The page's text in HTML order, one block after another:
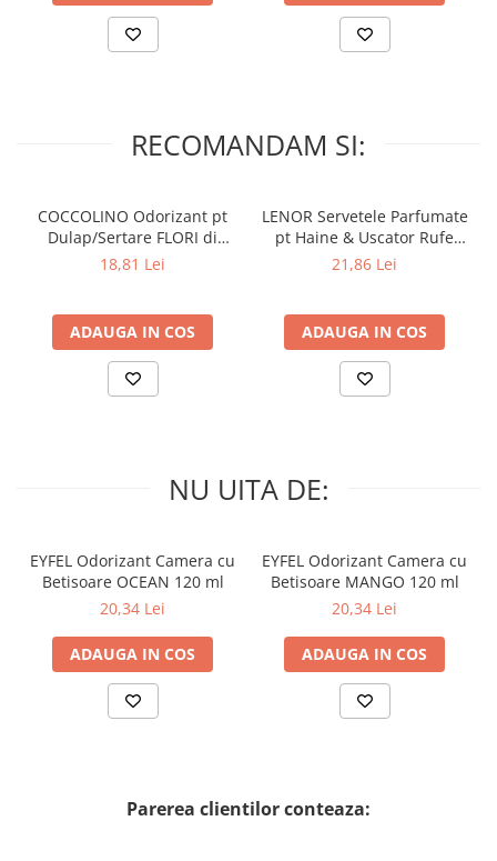
RECOMANDAM SI:
COCCOLINO Odorizant pt
Dulap/Sertare FLORI di
PRIMAVERA 3 buc
18,81 Lei
ADAUGA IN COS
LENOR Servetele Parfumate
pt Haine & Uscator Rufe
SPRING AWAKENING 34 buc
21,86 Lei
ADAUGA IN COS
NU UITA DE:
EYFEL Odorizant Camera cu
Betisoare OCEAN 120 ml
20,34 Lei
ADAUGA IN COS
EYFEL Odorizant Camera cu
Betisoare MANGO 120 ml
20,34 Lei
ADAUGA IN COS
Parerea clientilor conteaza: